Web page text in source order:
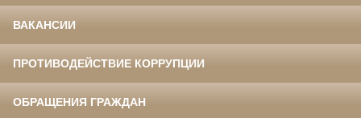
ВАКАНСИИ
ПРОТИВОДЕЙСТВИЕ КОРРУПЦИИ
ОБРАЩЕНИЯ ГРАЖДАН